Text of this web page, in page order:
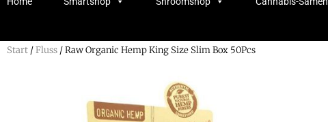
Start /Fluss / Raw Organic Hemp King Size Slim Box 50Pcs